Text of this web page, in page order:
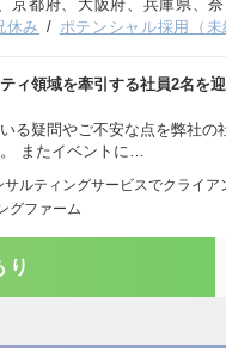
京都府、大阪府、兵庫県、
休み ポテンシャル採用（未
ィ領域を牽引する社員2名を
る疑問やご不安な点を弊社の
またイベントに…
ルティングサービスでクライア
グファーム
り